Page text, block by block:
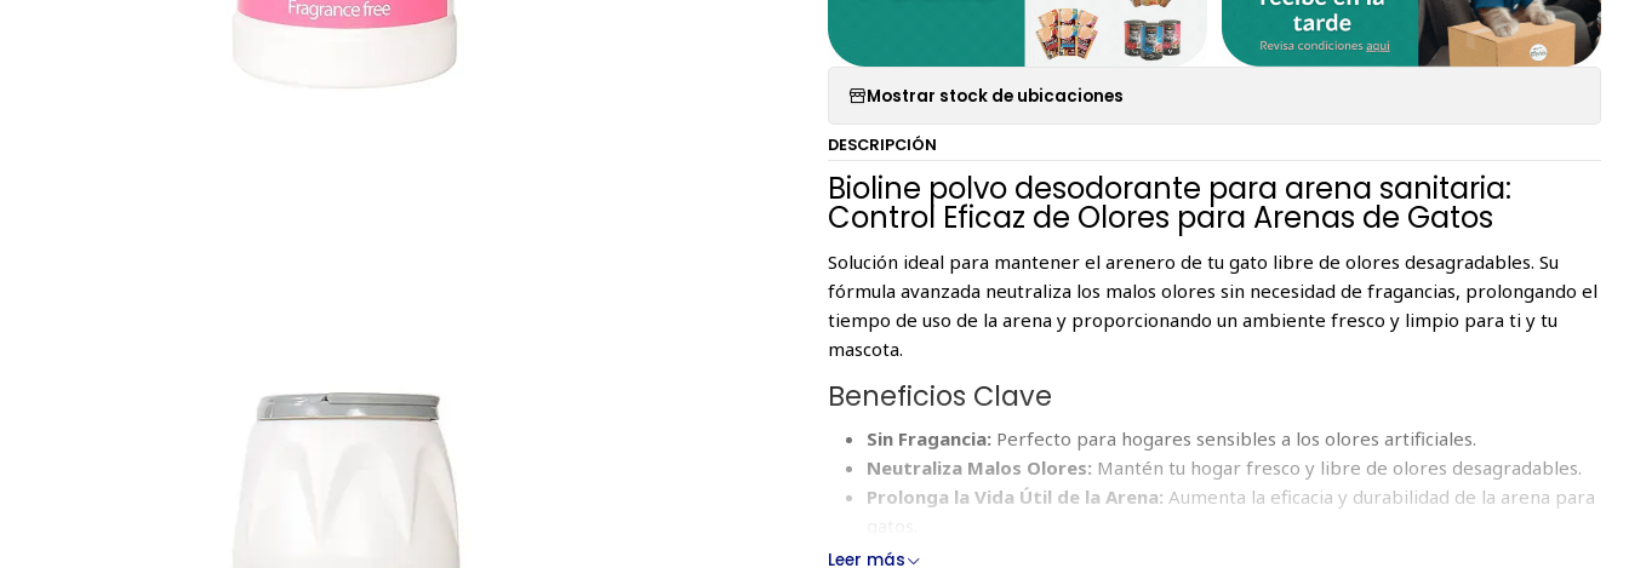
Mostrar stock de ubicaciones
DESCRIPCIÓN
Bioline polvo desodorante para arena sanitaria:
Control Eficaz de Olores para Arenas de Gatos
Solución ideal para mantener el arenero de tu gato libre de olores desagradables. Su
fórmula avanzada neutraliza los malos olores sin necesidad de fragancias, prolongando el
tiempo de uso de la arena y proporcionando un ambiente fresco y limpio para ti y tu
mascota.
Beneficios Clave
Sin Fragancia: Perfecto para hogares sensibles a los olores artificiales.
Neutraliza Malos Olores: Mantén tu hogar fresco y libre de olores desagradables.
Prolonga la Vida Útil de la Arena: Aumenta la eficacia y durabilidad de la arena para
Leer más